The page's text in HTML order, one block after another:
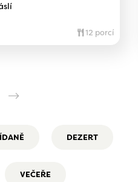
12 porcí
DEZERT
VEČEŘE